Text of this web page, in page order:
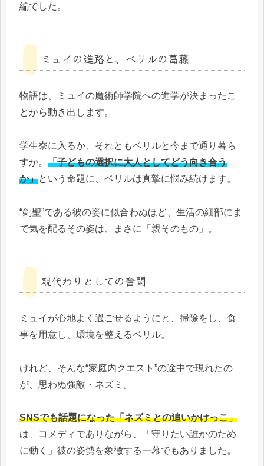
編でした。
ミュイの進路と、ベリルの葛藤
物語は、ミュイの魔術師学院への進学が決まったこ
とから動き出します。
学生寮に入るか、それともベリルと今まで通り暮ら
すか。 「子どもの選択に大人としてどう向き合う
か」という命題に、ベリルは真摯に悩み続けます。
“剣聖”である彼の姿に似合わぬほど、生活の細部にま
で気を配るその姿は、まさに「親そのもの」。
親代わりとしての奮闘
ミュイが心地よく過ごせるようにと、掃除をし、食
事を用意し、環境を整えるベリル。
けれど、そんな“家庭内クエスト”の途中で現れたの
が、思わぬ強敵・ネズミ。
SNSでも話題になった「ネズミとの追いかけっこ」
は、コメディでありながら、「守りたい誰かのため
に動く」彼の姿勢を象徴する一幕でもありました。